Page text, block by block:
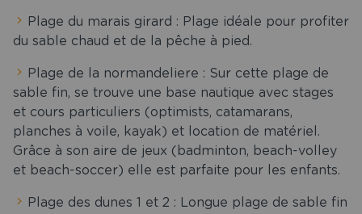
Plage du marais girard : Plage idéale pour profiter
du sable chaud et de la pêche à pied.
Plage de la normandeliere : Sur cette plage de
sable fin, se trouve une base nautique avec stages
et cours particuliers (optimists, catamarans,
planches à voile, kayak) et location de matériel.
Grâce à son aire de jeux (badminton, beach-volley
et beach-soccer) elle est parfaite pour les enfants.
Plage des dunes 1 et 2 : Longue plage de sable fin